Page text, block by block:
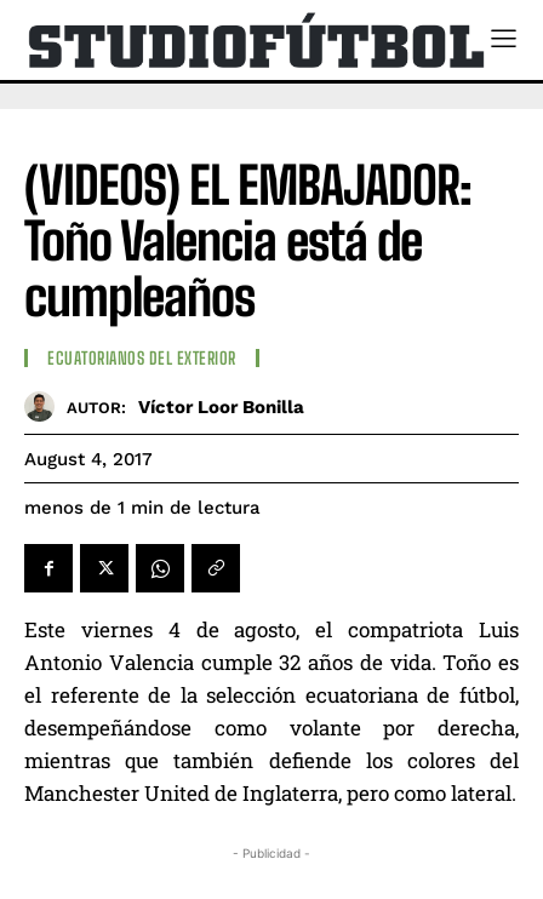
(VIDEOS) EL EMBAJADOR:
Toño Valencia está de
cumpleaños
ECUATORIANOS DEL EXTERIOR
AUTOR: Víctor Loor Bonilla
August 4, 2017
menos de 1 min de lectura
Este viernes 4 de agosto, el compatriota Luis
Antonio Valencia cumple 32 años de vida. Toño es
el referente de la selección ecuatoriana de fútbol,
desempeñándose como volante por derecha,
mientras que también defiende los colores del
Manchester United de Inglaterra, pero como lateral.
- Publicidad -